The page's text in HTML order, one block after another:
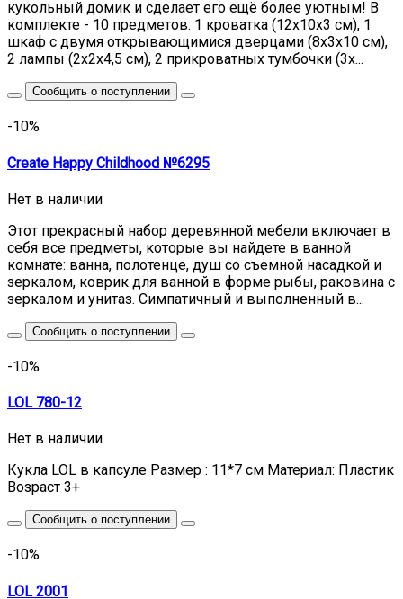
кукольный домик и сделает его ещё более уютным! В
комплекте - 10 предметов: 1 кроватка (12х10х3 см), 1
шкаф с двумя открывающимися дверцами (8х3х10 см),
2 лампы (2х2х4,5 см), 2 прикроватных тумбочки (3х...
Сообщить о поступлении
-10%
Create Happy Childhood №6295
Нет в наличии
Этот прекрасный набор деревянной мебели включает в
себя все предметы, которые вы найдете в ванной
комнате: ванна, полотенце, душ со съемной насадкой и
зеркалом, коврик для ванной в форме рыбы, раковина с
зеркалом и унитаз. Симпатичный и выполненный в...
Сообщить о поступлении
-10%
LOL 780-12
Нет в наличии
Кукла LOL в капсуле Размер : 11*7 см Материал: Пластик
Возраст 3+
Сообщить о поступлении
-10%
LOL 2001